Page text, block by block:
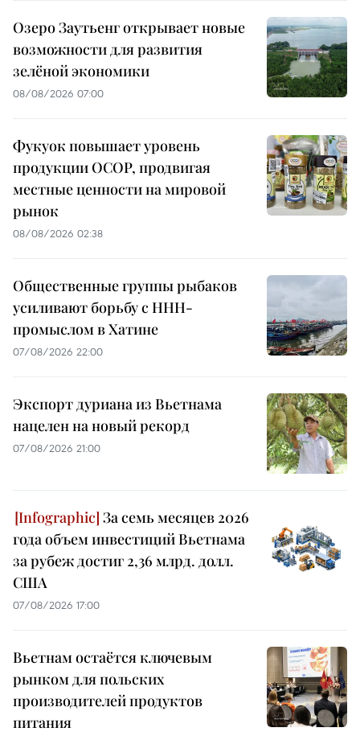
Озеро Заутьенг открывает новые
возможности для развития
зелёной экономики
08/08/2026 07:00
Фукуок повышает уровень
продукции OCOP, продвигая
местные ценности на мировой
рынок
08/08/2026 02:38
Общественные группы рыбаков
усиливают борьбу с ННН-
промыслом в Хатине
07/08/2026 22:00
Экспорт дуриана из Вьетнама
нацелен на новый рекорд
07/08/2026 21:00
За семь месяцев 2026
года объем инвестиций Вьетнама
за рубеж достиг 2,36 млрд. долл.
США
07/08/2026 17:00
Вьетнам остаётся ключевым
рынком для польских
производителей продуктов
питания